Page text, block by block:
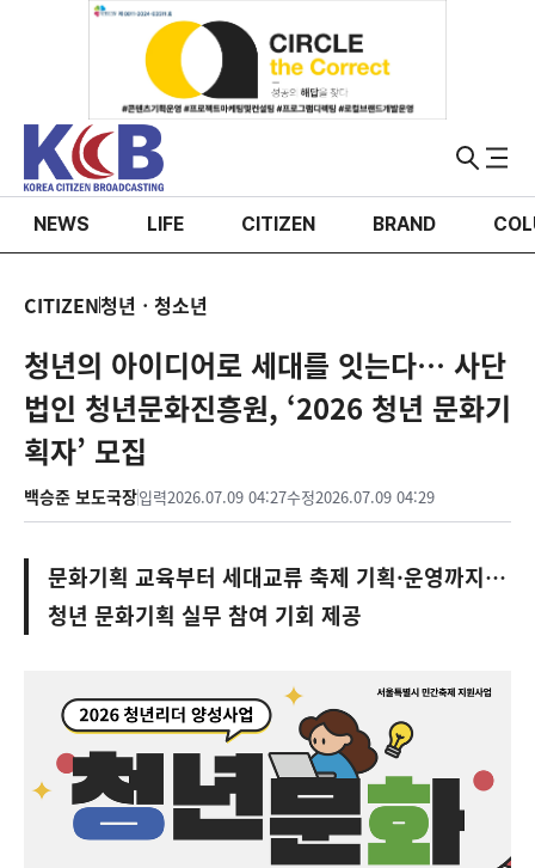
NEWS LIFE CITIZEN BRAND
CITIZEN청년ㆍ청소년
청년의 아이디어로 세대를 잇는다… 사단
법인 청년문화진흥원, ‘2026 청년 문화기
획자’ 모집
백승준 보도국장입력2026.07.09 04:27수정2026.07.09 04:29
문화기획 교육부터 세대교류 축제 기획·운영까지…
청년 문화기획 실무 참여 기회 제공